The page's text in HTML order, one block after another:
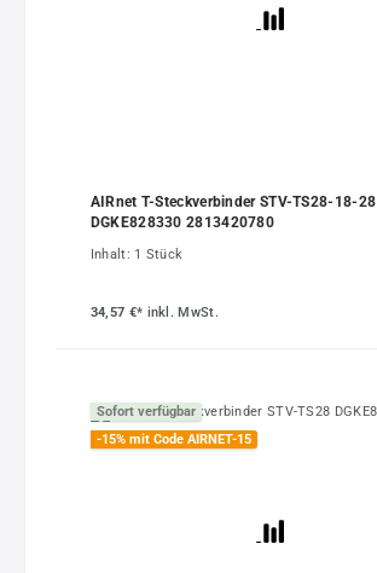
AIRnet T-Steckverbinder STV-TS28-18-28
DGKE828330 2813420780
Inhalt: 1 Stück
34,57 €* inkl. MwSt.
Sofort verfügbar
-15% mit Code AIRNET-15